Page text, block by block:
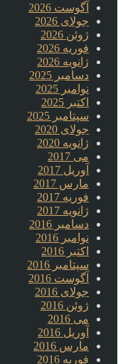
آگوست 2026
جولای 2026
ژوئن 2026
فوریه 2026
ژانویه 2026
دسامبر 2025
نوامبر 2025
اکتبر 2025
سپتامبر 2025
جولای 2020
ژانویه 2020
می 2017
آوریل 2017
مارس 2017
فوریه 2017
ژانویه 2017
دسامبر 2016
نوامبر 2016
اکتبر 2016
سپتامبر 2016
آگوست 2016
جولای 2016
ژوئن 2016
می 2016
آوریل 2016
مارس 2016
فوریه 2016